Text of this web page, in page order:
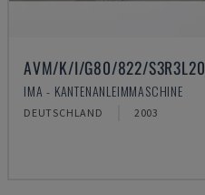
AVM/K/I/G80/822/S3R3L20
IMA - KANTENANLEIMMASCHINE
DEUTSCHLAND 2003